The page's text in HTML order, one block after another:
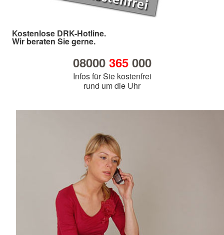
Kostenlose DRK-Hotline.
Wir beraten Sie gerne.
08000 365000
Infos für Sie kostenfrei
rund um die Uhr